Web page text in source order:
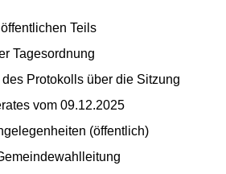
Teils
Tagesordnung
Protokolls über die Sitzung
vom 09.12.2025
(öffentlich)